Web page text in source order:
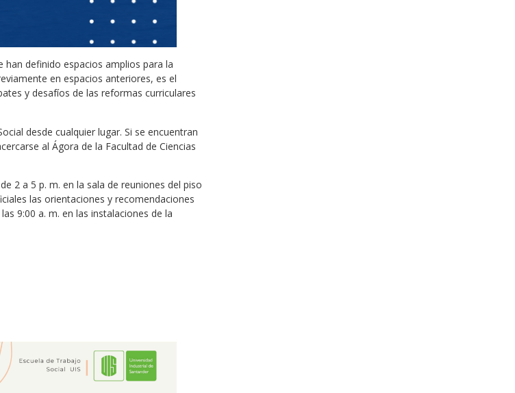
han definido espacios amplios para la
en espacios anteriores, es el
y desafíos de las reformas curriculares
desde cualquier lugar. Si se encuentran
al Ágora de la Facultad de Ciencias
2 a 5 p. m. en la sala de reuniones del piso
las orientaciones y recomendaciones
9:00 a. m. en las instalaciones de la